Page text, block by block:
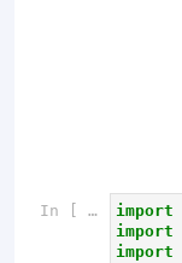
In [ ]: import
import
import